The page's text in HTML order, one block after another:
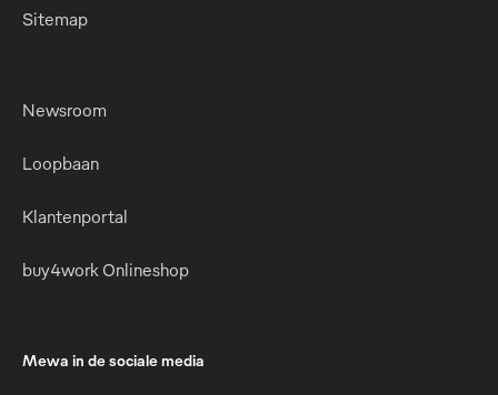
Sitemap
Newsroom
Loopbaan
Klantenportal
buy4work Onlineshop
Mewa in de sociale media